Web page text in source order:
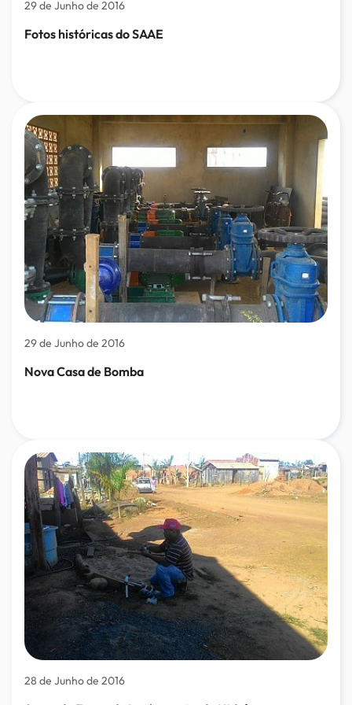
29 de Junho de 2016
Fotos históricas do SAAE
29 de Junho de 2016
Nova Casa de Bomba
28 de Junho de 2016